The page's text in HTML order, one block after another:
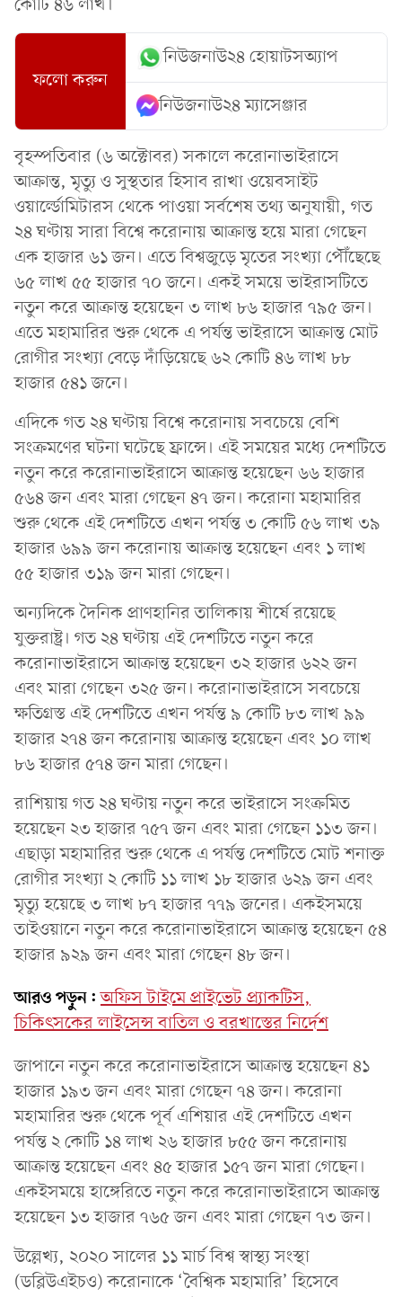
কোটি ৪৬ লাখ।
ফলো করুন
নিউজনাউ২৪ হোয়াটসঅ্যাপ
নিউজনাউ২৪ ম্যাসেঞ্জার
বৃহস্পতিবার (৬ অক্টোবর) সকালে করোনাভাইরাসে
আক্রান্ত, মৃত্যু ও সুস্থতার হিসাব রাখা ওয়েবসাইট
ওয়ার্ল্ডোমিটারস থেকে পাওয়া সর্বশেষ তথ্য অনুযায়ী, গত
২৪ ঘণ্টায় সারা বিশ্বে করোনায় আক্রান্ত হয়ে মারা গেছেন
এক হাজার ৬১ জন। এতে বিশ্বজুড়ে মৃতের সংখ্যা পৌঁছেছে
৬৫ লাখ ৫৫ হাজার ৭০ জনে। একই সময়ে ভাইরাসটিতে
নতুন করে আক্রান্ত হয়েছেন ৩ লাখ ৮৬ হাজার ৭৯৫ জন।
এতে মহামারির শুরু থেকে এ পর্যন্ত ভাইরাসে আক্রান্ত মোট
রোগীর সংখ্যা বেড়ে দাঁড়িয়েছে ৬২ কোটি ৪৬ লাখ ৮৮
হাজার ৫৪১ জনে।
এদিকে গত ২৪ ঘণ্টায় বিশ্বে করোনায় সবচেয়ে বেশি
সংক্রমণের ঘটনা ঘটেছে ফ্রান্সে। এই সময়ের মধ্যে দেশটিতে
নতুন করে করোনাভাইরাসে আক্রান্ত হয়েছেন ৬৬ হাজার
৫৬৪ জন এবং মারা গেছেন ৪৭ জন। করোনা মহামারির
শুরু থেকে এই দেশটিতে এখন পর্যন্ত ৩ কোটি ৫৬ লাখ ৩৯
হাজার ৬৯৯ জন করোনায় আক্রান্ত হয়েছেন এবং ১ লাখ
৫৫ হাজার ৩১৯ জন মারা গেছেন।
অন্যদিকে দৈনিক প্রাণহানির তালিকায় শীর্ষে রয়েছে
যুক্তরাষ্ট্র। গত ২৪ ঘণ্টায় এই দেশটিতে নতুন করে
করোনাভাইরাসে আক্রান্ত হয়েছেন ৩২ হাজার ৬২২ জন
এবং মারা গেছেন ৩২৫ জন। করোনাভাইরাসে সবচেয়ে
ক্ষতিগ্রস্ত এই দেশটিতে এখন পর্যন্ত ৯ কোটি ৮৩ লাখ ৯৯
হাজার ২৭৪ জন করোনায় আক্রান্ত হয়েছেন এবং ১০ লাখ
৮৬ হাজার ৫৭৪ জন মারা গেছেন।
রাশিয়ায় গত ২৪ ঘণ্টায় নতুন করে ভাইরাসে সংক্রমিত
হয়েছেন ২৩ হাজার ৭৫৭ জন এবং মারা গেছেন ১১৩ জন।
এছাড়া মহামারির শুরু থেকে এ পর্যন্ত দেশটিতে মোট শনাক্ত
রোগীর সংখ্যা ২ কোটি ১১ লাখ ১৮ হাজার ৬২৯ জন এবং
মৃত্যু হয়েছে ৩ লাখ ৮৭ হাজার ৭৭৯ জনের। একইসময়ে
তাইওয়ানে নতুন করে করোনাভাইরাসে আক্রান্ত হয়েছেন ৫৪
হাজার ৯২৯ জন এবং মারা গেছেন ৪৮ জন।
আরও পড়ুন: অফিস টাইমে প্রাইভেট প্র্যাকটিস,
চিকিৎসকের লাইসেন্স বাতিল ও বরখাস্তের নির্দেশ
জাপানে নতুন করে করোনাভাইরাসে আক্রান্ত হয়েছেন ৪১
হাজার ১৯৩ জন এবং মারা গেছেন ৭৪ জন। করোনা
মহামারির শুরু থেকে পূর্ব এশিয়ার এই দেশটিতে এখন
পর্যন্ত ২ কোটি ১৪ লাখ ২৬ হাজার ৮৫৫ জন করোনায়
আক্রান্ত হয়েছেন এবং ৪৫ হাজার ১৫৭ জন মারা গেছেন।
একইসময়ে হাঙ্গেরিতে নতুন করে করোনাভাইরাসে আক্রান্ত
হয়েছেন ১৩ হাজার ৭৬৫ জন এবং মারা গেছেন ৭৩ জন।
উল্লেখ্য, ২০২০ সালের ১১ মার্চ বিশ্ব স্বাস্থ্য সংস্থা
(ডব্লিউএইচও) করোনাকে ‘বৈশ্বিক মহামারি’ হিসেবে